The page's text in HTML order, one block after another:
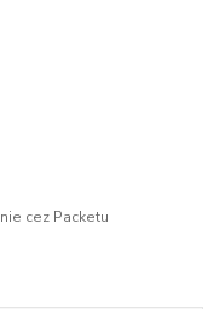
cez Packetu